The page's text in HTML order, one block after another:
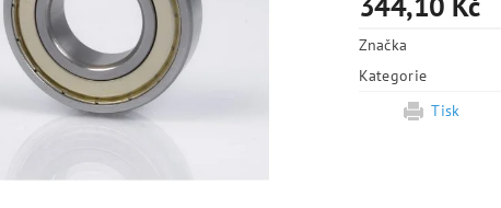
Značka
Kategorie
Tisk